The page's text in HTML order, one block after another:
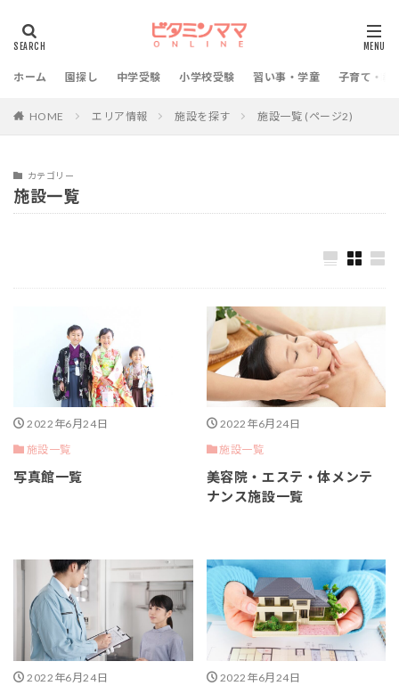
ホーム 園探し 中学受験 小学校受験 習い事・学童 子育て・教
HOME エリア情報 施設を探す 施設一覧 (ページ2)
カテゴリー
施設一覧
2022年6月24日
施設一覧
写真館一覧
2022年6月24日
施設一覧
美容院・エステ・体メンテ
ナンス施設一覧
2022年6月24日
2022年6月24日